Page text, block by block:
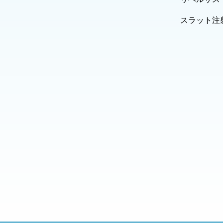
スラット注